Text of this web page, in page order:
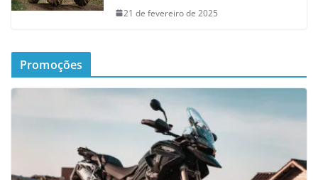
21 de fevereiro de 2025
Promoções